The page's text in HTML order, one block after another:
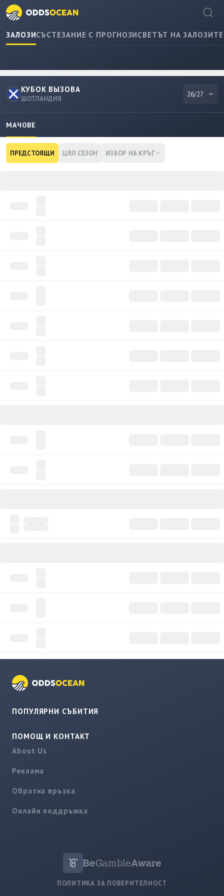
ЗАЛОЗИСЪСТЕЗАНИЕ С ПРОГНОЗИСВЕТЪТ НА ЗАЛОЗИТЕ
КУБОК ВЫЗОВА
ШОТЛАНДИЯ
26/27
МАЧОВЕ
ПРЕДСТОЯЩИ ЦЯЛ СЕЗОН ИЗБОР НА КРЪГ
ПОПУЛЯРНИ СЪБИТИЯ
ПОМОЩ И КОНТАКТ
About Us
Реклама
Обратна връзка
Онлайн поддръжка
ПОЛИТИКА ЗА ПОВЕРИТЕЛНОСТ